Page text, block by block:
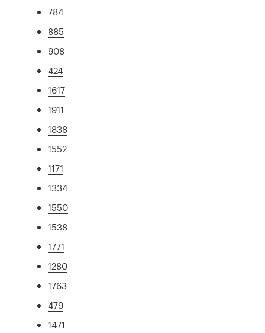
784
885
908
424
1617
1911
1838
1552
1171
1334
1550
1538
1771
1280
1763
479
1471